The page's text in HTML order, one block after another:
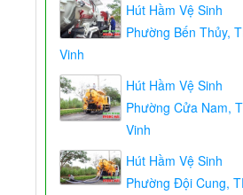
Hút Hầm Vệ Sinh
Phường Bến Thủy,
Vinh
Hút Hầm Vệ Sinh
Phường Cửa Nam,
Vinh
Hút Hầm Vệ Sinh
Phường Đội Cung,